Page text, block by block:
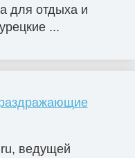
для отдыха и
...
ведущей